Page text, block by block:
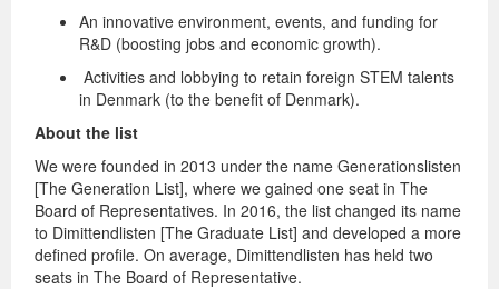
An innovative environment, events, and funding for
R&D (boosting jobs and economic growth).
Activities and lobbying to retain foreign STEM talents
in Denmark (to the benefit of Denmark).
About the list
We were founded in 2013 under the name Generationslisten
[The Generation List], where we gained one seat in The
Board of Representatives. In 2016, the list changed its name
to Dimittendlisten [The Graduate List] and developed a more
defined profile. On average, Dimittendlisten has held two
seats in The Board of Representative.